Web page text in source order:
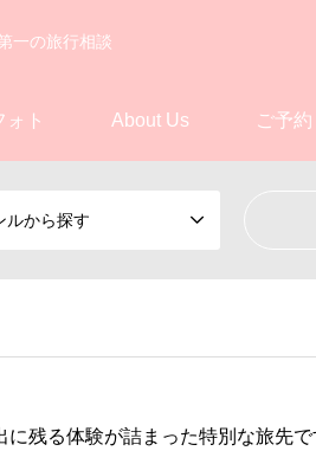
一の旅行相談
ト About Us ご予
ルから探す
残る体験が詰まった特別な旅先